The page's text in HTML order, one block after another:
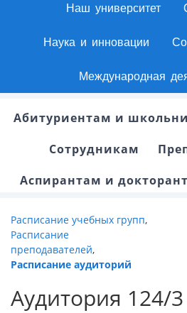
Наш университет
Наука и инновации
Международная
Абитуриентам и
Сотрудникам
Аспирантам и
Расписание учебных групп,
Расписание
преподавателей,
Расписание аудиторий
Аудитория 124/3